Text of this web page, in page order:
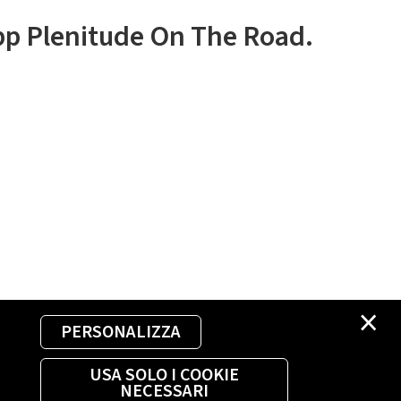
×
PERSONALIZZA
USA SOLO I COOKIE
NECESSARI
Plenitude On The Road.